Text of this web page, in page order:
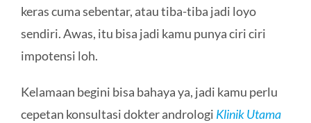
keras cuma sebentar, atau tiba-tiba jadi loyo
sendiri. Awas, itu bisa jadi kamu punya ciri ciri
impotensi loh.
Kelamaan begini bisa bahaya ya, jadi kamu perlu
cepetan konsultasi dokter andrologi Klinik Utama